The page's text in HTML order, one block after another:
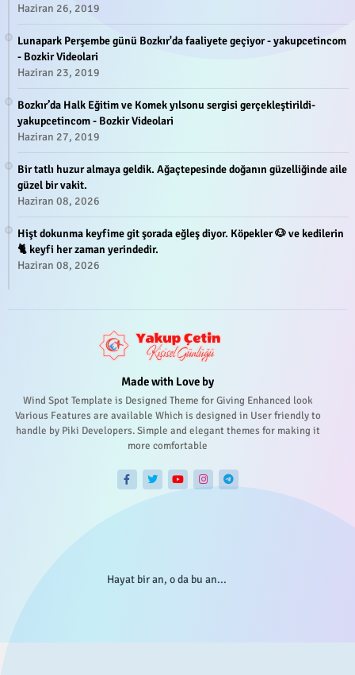
Haziran 26, 2019
Lunapark Perşembe günü Bozkır'da faaliyete geçiyor - yakupcetincom
- Bozkir Videolari
Haziran 23, 2019
Bozkır’da Halk Eğitim ve Komek yılsonu sergisi gerçekleştirildi-
yakupcetincom - Bozkir Videolari
Haziran 27, 2019
Bir tatlı huzur almaya geldik. Ağaçtepesinde doğanın güzelliğinde aile
güzel bir vakit.
Haziran 08, 2026
Hişt dokunma keyfime git şorada eğleş diyor. Köpekler 🐶 ve kedilerin
🐈 keyfi her zaman yerindedir.
Haziran 08, 2026
Made with Love by
Wind Spot Template is Designed Theme for Giving Enhanced look
Various Features are available Which is designed in User friendly to
handle by Piki Developers. Simple and elegant themes for making it
more comfortable
Hayat bir an, o da bu an...